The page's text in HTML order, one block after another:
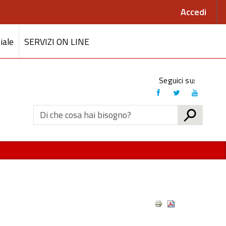
Accedi
social
Seguici su:
SERVIZI ON LINE